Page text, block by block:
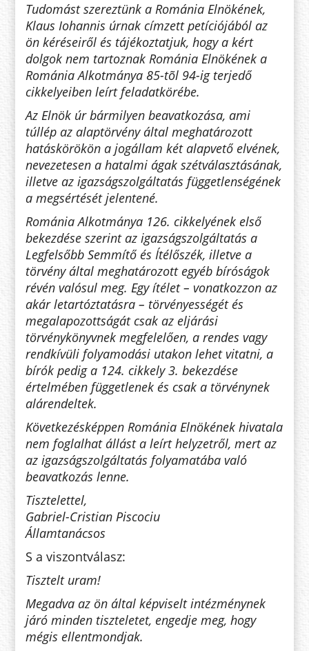
Tudomást szereztünk a Románia Elnökének,
Klaus Iohannis úrnak címzett petíciójából az
ön kéréseiről és tájékoztatjuk, hogy a kért
dolgok nem tartoznak Románia Elnökének a
Románia Alkotmánya 85-tõl 94-ig terjedő
cikkelyeiben leírt feladatkörébe.
Az Elnök úr bármilyen beavatkozása, ami
túllép az alaptörvény által meghatározott
hatáskörökön a jogállam két alapvető elvének,
nevezetesen a hatalmi ágak szétválasztásának,
illetve az igazságszolgáltatás függetlenségének
a megsértését jelentené.
Románia Alkotmánya 126. cikkelyének első
bekezdése szerint az igazságszolgáltatás a
Legfelsőbb Semmítő és Ítélőszék, illetve a
törvény által meghatározott egyéb bíróságok
révén valósul meg. Egy ítélet – vonatkozzon az
akár letartóztatásra – törvényességét és
megalapozottságát csak az eljárási
törvénykönyvnek megfelelően, a rendes vagy
rendkívüli folyamodási utakon lehet vitatni, a
bírók pedig a 124. cikkely 3. bekezdése
értelmében függetlenek és csak a törvénynek
alárendeltek.
Következésképpen Románia Elnökének hivatala
nem foglalhat állást a leírt helyzetről, mert az
az igazságszolgáltatás folyamatába való
beavatkozás lenne.
Tisztelettel,
Gabriel-Cristian Piscociu
Államtanácsos
S a viszontválasz:
Tisztelt uram!
Megadva az ön által képviselt intézménynek
járó minden tiszteletet, engedje meg, hogy
mégis ellentmondjak.